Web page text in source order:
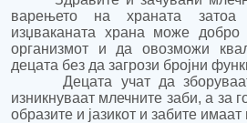
варењето на храната затоа
изџваканата храна може
организмот и да овозможи
децата без да загрози бројни
Децата учат да
изникнуваат млечните заби, а за
образите и јазикот и забите